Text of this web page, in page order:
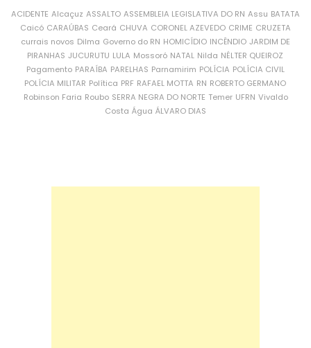
ACIDENTE Alcaçuz ASSALTO ASSEMBLEIA LEGISLATIVA DO RN Assu BATATA
Caicó CARAÚBAS Ceará CHUVA CORONEL AZEVEDO CRIME CRUZETA
currais novos Dilma Governo do RN HOMICÍDIO INCÊNDIO JARDIM DE
PIRANHAS JUCURUTU LULA Mossoró NATAL Nilda NÉLTER QUEIROZ
Pagamento PARAÍBA PARELHAS Parnamirim POLÍCIA POLÍCIA CIVIL
POLÍCIA MILITAR Política PRF RAFAEL MOTTA RN ROBERTO GERMANO
Robinson Faria Roubo SERRA NEGRA DO NORTE Temer UFRN Vivaldo
Costa Água ÁLVARO DIAS